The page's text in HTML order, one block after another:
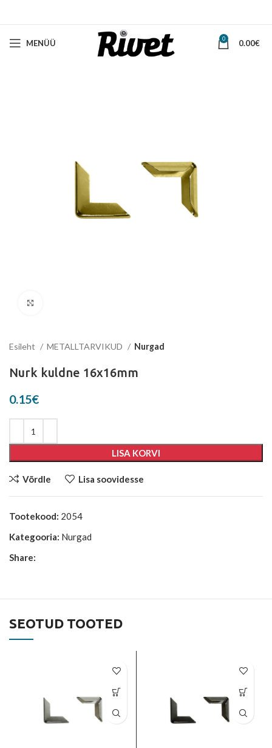
MENÜÜ 0 0.00€
Esileht METALLTARVIKUD Nurgad
Nurk kuldne 16x16mm
0.15€
LISA KORVI
Võrdle Lisa soovidesse
Tootekood: 2054
Kategooria: Nurgad
Share:
SEOTUD TOOTED